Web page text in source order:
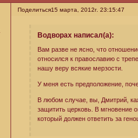
Поделиться15 марта, 2012г. 23:15:47
Водворах написал(а):
Вам разве не ясно, что
относился к православию с
нашу веру всякие мерзости.
У меня есть предположение,
В любом случае, вы, Дмитрий,
защитить церковь. В мгновение
который должен ответить за